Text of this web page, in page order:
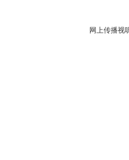
网上传播视